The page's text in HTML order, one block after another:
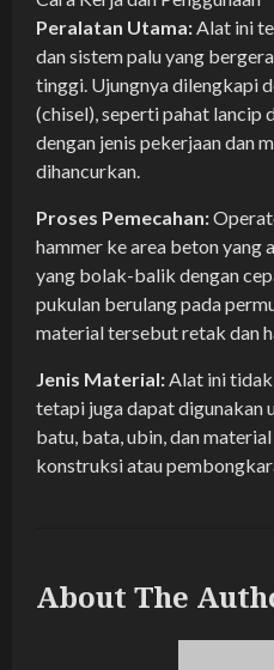
Peralatan Utama:Alat ini
dan sistem palu yang
tinggi. Ujungnya dilengkapi
(chisel), seperti pahat lancip
dengan jenis pekerjaan dan
dihancurkan.
Proses Pemecahan:
hammer ke area beton yang
yang bolak-balik dengan
pukulan berulang pada
material tersebut retak dan
Jenis Material:Alat ini
tetapi juga dapat digunakan
batu, bata, ubin, dan
konstruksi atau
About The